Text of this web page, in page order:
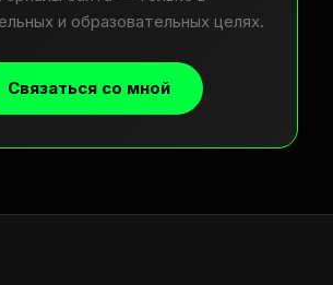
и образовательных целях.
Связаться со мной